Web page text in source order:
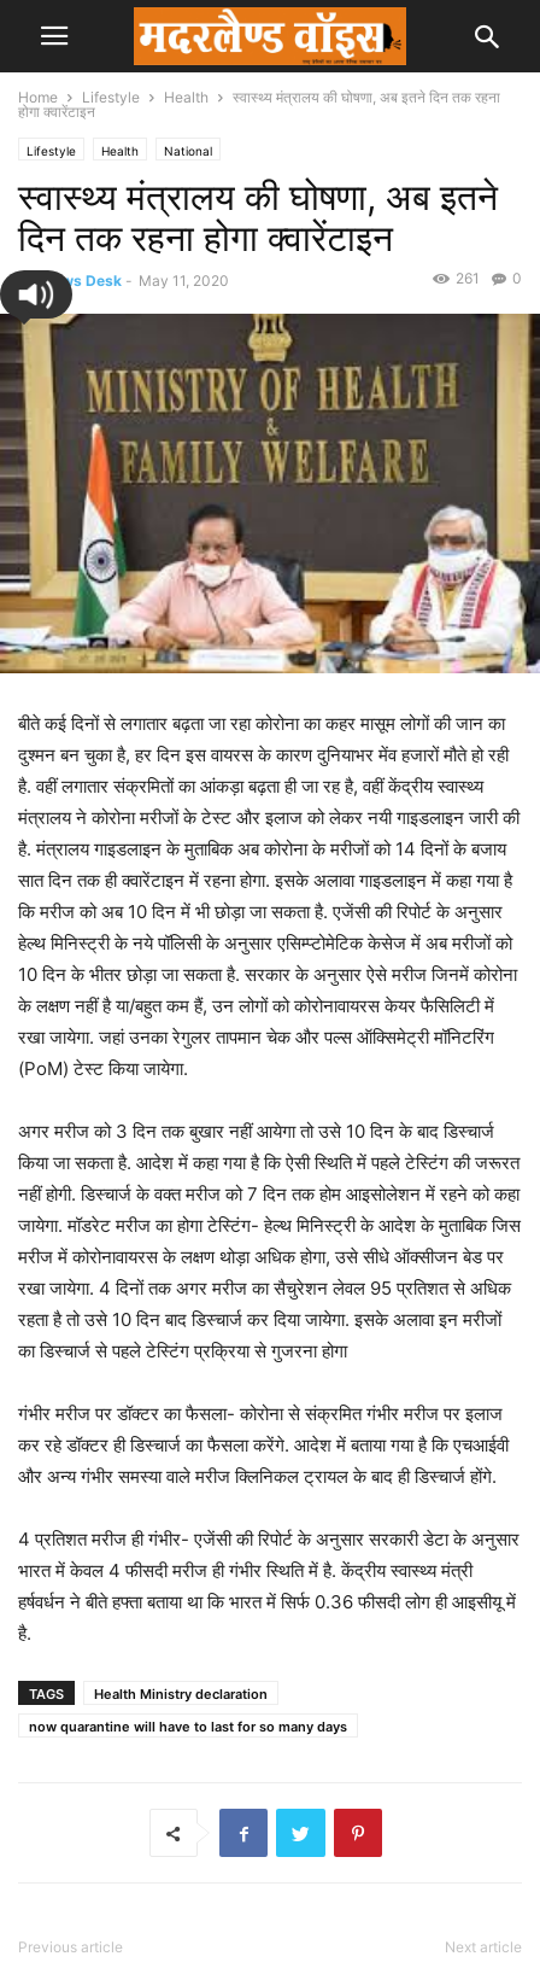
Home Lifestyle Health
स्वास्थ्य मंत्रालय की घोषणा, अब इतने दिन तक रहना
होगा क्वारेंटाइन
Lifestyle Health National
स्वास्थ्य मंत्रालय की घोषणा, अब इतने
दिन तक रहना होगा क्वारेंटाइन
By News Desk - May 11, 2020 0
261
बीते कई दिनों से लगातार बढ़ता जा रहा कोरोना का कहर मासूम लोगों की जान का
दुश्मन बन चुका है, हर दिन इस वायरस के कारण दुनियाभर मेंव हजारों मौते हो रही
है. वहीं लगातार संक्रमितों का आंकड़ा बढ़ता ही जा रह है, वहीं केंद्रीय स्वास्थ्य
मंत्रालय ने कोरोना मरीजों के टेस्ट और इलाज को लेकर नयी गाइडलाइन जारी की
है. मंत्रालय गाइडलाइन के मुताबिक अब कोरोना के मरीजों को 14 दिनों के बजाय
सात दिन तक ही क्वारेंटाइन में रहना होगा. इसके अलावा गाइडलाइन में कहा गया है
कि मरीज को अब 10 दिन में भी छोड़ा जा सकता है. एजेंसी की रिपोर्ट के अनुसार
हेल्थ मिनिस्ट्री के नये पॉलिसी के अनुसार एसिम्प्टोमेटिक केसेज में अब मरीजों को
10 दिन के भीतर छोड़ा जा सकता है. सरकार के अनुसार ऐसे मरीज जिनमें कोरोना
के लक्षण नहीं है या/बहुत कम हैं, उन लोगों को कोरोनावायरस केयर फैसिलिटी में
रखा जायेगा. जहां उनका रेगुलर तापमान चेक और पल्‍स ऑक्सिमेट्री मॉनिटरिंग
(PoM) टेस्ट किया जायेगा.
अगर मरीज को 3 दिन तक बुखार नहीं आयेगा तो उसे 10 दिन के बाद डिस्‍चार्ज
किया जा सकता है. आदेश में कहा गया है कि ऐसी स्थिति में पहले टेस्टिंग की जरूरत
नहीं होगी. डिस्‍चार्ज के वक्‍त मरीज को 7 दिन तक होम आइसोलेशन में रहने को कहा
जायेगा. मॉडरेट मरीज का होगा टेस्टिंग- हेल्थ मिनिस्ट्री के आदेश के मुताबिक जिस
मरीज में कोरोनावायरस के लक्षण थोड़ा अधिक होगा, उसे सीधे ऑक्सीजन बेड पर
रखा जायेगा. 4 दिनों तक अगर मरीज का सैचुरेशन लेवल 95 प्रतिशत से अधिक
रहता है तो उसे 10 दिन बाद डिस्चार्ज कर दिया जायेगा. इसके अलावा इन मरीजों
का डिस्चार्ज से पहले टेस्टिंग प्रक्रिया से गुजरना होगा
गंभीर मरीज पर डॉक्टर का फैसला- कोरोना से संक्रमित गंभीर मरीज पर इलाज
कर रहे डॉक्टर ही डिस्चार्ज का फैसला करेंगे. आदेश में बताया गया है कि एचआईवी
और अन्य गंभीर समस्या वाले मरीज क्लिनिकल ट्रायल के बाद ही डिस्चार्ज होंगे.
4 प्रतिशत मरीज ही गंभीर- एजेंसी की रिपोर्ट के अनुसार सरकारी डेटा के अनुसार
भारत में केवल 4 फीसदी मरीज ही गंभीर स्थिति में है. केंद्रीय स्वास्थ्य मंत्री
हर्षवर्धन ने बीते हफ्ता बताया था कि भारत में सिर्फ 0.36 फीसदी लोग ही आइसीयू में
है.
TAGS
Health Ministry declaration
now quarantine will have to last for so many days
Previous article Next article